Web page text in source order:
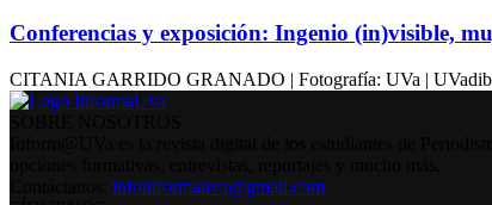
Conferencias y exposición: Ingenio (in)visible,
CITANIA GARRIDO GRANADO | Fotografía: UVa |
infoinformauva@gmail.com